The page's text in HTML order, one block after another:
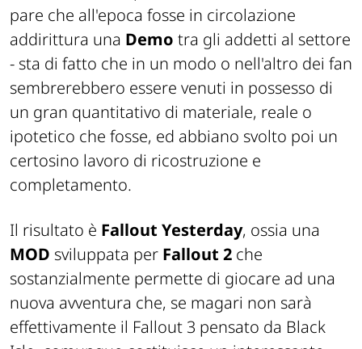
pare che all'epoca fosse in circolazione
addirittura una Demo tra gli addetti al settore
- sta di fatto che in un modo o nell'altro dei fan
sembrerebbero essere venuti in possesso di
un gran quantitativo di materiale, reale o
ipotetico che fosse, ed abbiano svolto poi un
certosino lavoro di ricostruzione e
completamento.
Il risultato è Fallout Yesterday, ossia una
MOD sviluppata per Fallout 2 che
sostanzialmente permette di giocare ad una
nuova avventura che, se magari non sarà
effettivamente il Fallout 3 pensato da Black